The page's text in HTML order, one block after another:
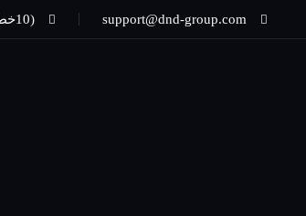
support@dnd-group.com (10خط) 22614800-021